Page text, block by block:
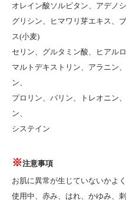
オレイン酸ソルビタン、アデノ
グリシン、ヒマワリ芽エキス、
ス(小麦)
セリン、グルタミン酸、ヒアル
マルトデキストリン、アラニン
ン、
プロリン、バリン、トレオニン
ン、
システイン
※注意事項
お肌に異常が生じていないかよ
使用中、赤み、はれ、かゆみ、